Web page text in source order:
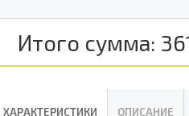
Итого сумма:
ХАРАКТЕРИСТИКИ ОПИСАНИЕ